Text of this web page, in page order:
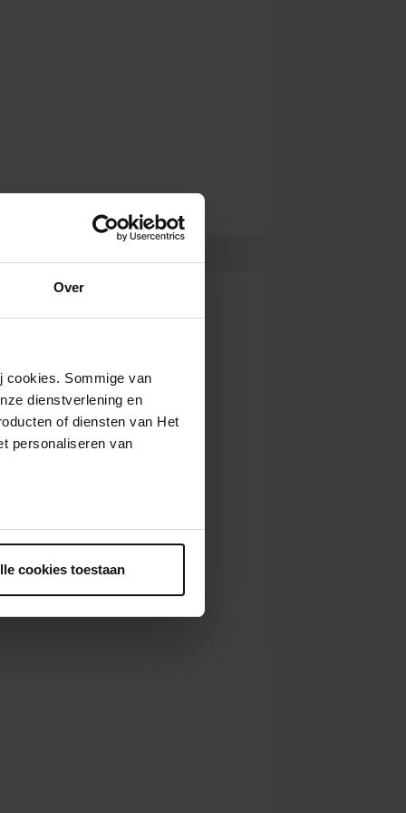
Over
cookies. Sommige van
dienstverlening en
of diensten van Het
personaliseren van
cookies toestaan